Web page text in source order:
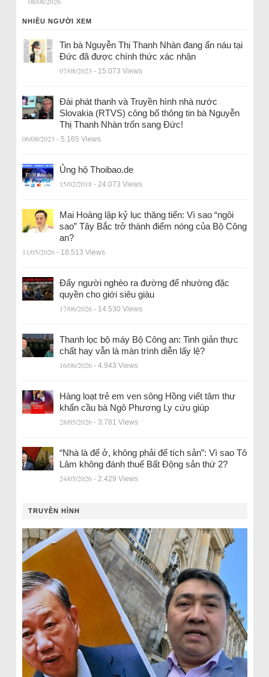
NHIỀU NGƯỜI XEM
Tin bà Nguyễn Thị Thanh Nhàn đang ẩn náu tại
Đức đã được chính thức xác nhận
07/08/2023 - 15.073 Views
Đài phát thanh và Truyền hình nhà nước
Slovakia (RTVS) công bố thông tin bà Nguyễn
Thị Thanh Nhàn trốn sang Đức!
06/08/2023 - 5.165 Views
Ủng hộ Thoibao.de
15/02/2018 - 24.073 Views
Mai Hoàng lập kỷ lục thăng tiến: Vì sao “ngôi
sao” Tây Bắc trở thành điểm nóng của Bộ Công
an?
11/05/2026 - 18.513 Views
Đẩy người nghèo ra đường để nhường đặc
quyền cho giới siêu giàu
17/06/2026 - 14.530 Views
Thanh lọc bộ máy Bộ Công an: Tinh giản thực
chất hay vẫn là màn trình diễn lấy lệ?
16/06/2026 - 4.943 Views
Hàng loạt trẻ em ven sông Hồng viết tâm thư
khẩn cầu bà Ngô Phương Ly cứu giúp
28/05/2026 - 3.781 Views
“Nhà là để ở, không phải để tích sản”: Vì sao Tô
Lâm không đánh thuế Bất Động sản thứ 2?
24/05/2026 - 2.429 Views
TRUYỀN HÌNH